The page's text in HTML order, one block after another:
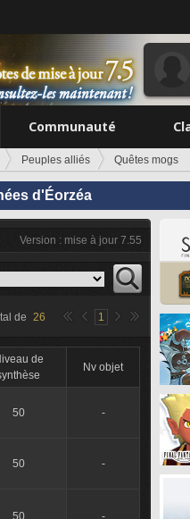
Communauté
Peuples alliés Quêtes mogs
d'Éorzéa
Version : mise à jour 7.55
de 26 1
de
Nv objet
50 -
50 -
50 -